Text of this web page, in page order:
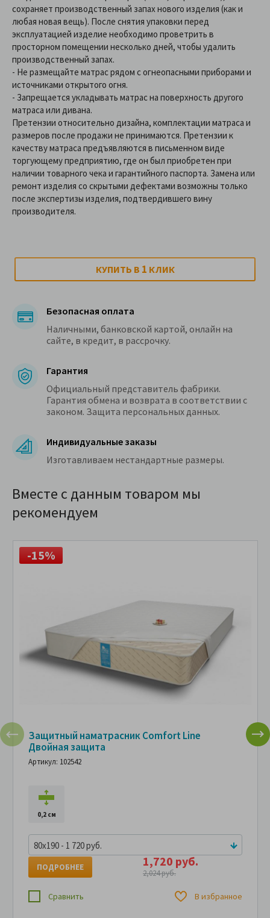
сохраняет производственный запах нового изделия (как и
любая новая вещь). После снятия упаковки перед
эксплуатацией изделие необходимо проветрить в
просторном помещении несколько дней, чтобы удалить
производственный запах.
- Не размещайте матрас рядом с огнеопасными приборами и
источниками открытого огня.
- Запрещается укладывать матрас на поверхность другого
матраса или дивана.
Претензии относительно дизайна, комплектации матраса и
размеров после продажи не принимаются. Претензии к
качеству матраса предъявляются в письменном виде
торгующему предприятию, где он был приобретен при
наличии товарного чека и гарантийного паспорта. Замена или
ремонт изделия со скрытыми дефектами возможны только
после экспертизы изделия, подтвердившего вину
производителя.
КУПИТЬ В 1 КЛИК
Безопасная оплата
Наличными, банковской картой, онлайн на
сайте, в кредит, в рассрочку.
Гарантия
Официальный представитель фабрики.
Гарантия обмена и возврата в соответствии с
законом. Защита персональных данных.
Индивидуальные заказы
Изготавливаем нестандартные размеры.
Вместе с данным товаром мы
рекомендуем
-15%
Защитный наматрасник Comfort Line
Двойная защита
Артикул: 102542
0,2 см
80x190 - 1 720 руб.
1,720 руб.
2,024 руб.
ПОДРОБНЕЕ
Сравнить В избранное